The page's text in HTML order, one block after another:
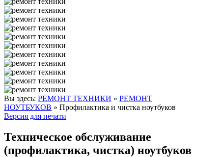
Вы здесь: РЕМОНТ ТЕХНИКИ » РЕМОНТ
НОУТБУКОВ » Профилактика и чистка ноутбуков
Версия для печати
Техническое обслуживание
(профилактика, чистка) ноутбуков